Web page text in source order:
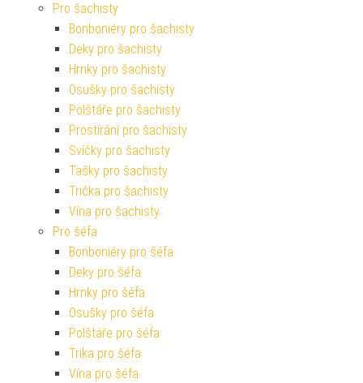
Pro šachisty
Bonboniéry pro šachisty
Deky pro šachisty
Hrnky pro šachisty
Osušky pro šachisty
Polštáře pro šachisty
Prostírání pro šachisty
Svíčky pro šachisty
Tašky pro šachisty
Trička pro šachisty
Vína pro šachisty
Pro šéfa
Bonboniéry pro šéfa
Deky pro šéfa
Hrnky pro šéfa
Osušky pro šéfa
Polštáře pro šéfa
Trika pro šéfa
Vína pro šéfa